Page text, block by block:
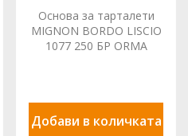
Основа за тарталети
MIGNON BORDO LISCIO
1077 250 БР ORMA
Добави в количката